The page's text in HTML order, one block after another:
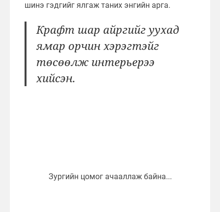
шинэ гэдгийг ялгаж таних энгийн арга.
Крафт шар айргийг уухад
ямар орчин хэрэгтэйг
төсөөлж интерьерээ
хийсэн.